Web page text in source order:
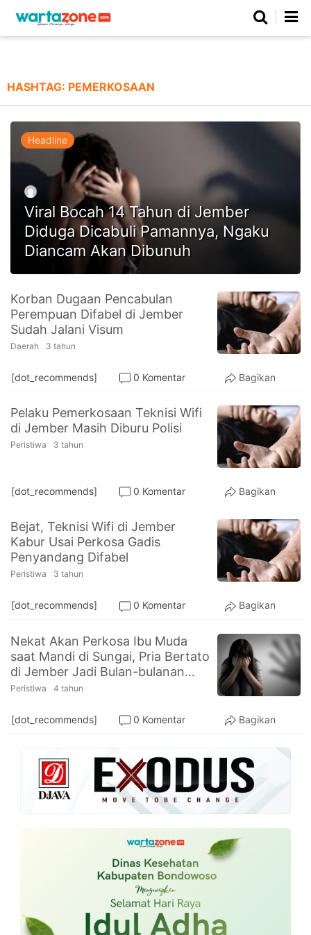
Netizen
Beranda
About Us
Contact Us
Hak Jawab
Kode Etik
Pedoman Media Siber
Redaksi
Copyright
2026
PT.
Balqis
Cyber
Media
HASHTAG: PEMERKOSAAN
Headline
Viral Bocah 14 Tahun di Jember
Diduga Dicabuli Pamannya, Ngaku
Diancam Akan Dibunuh
Korban Dugaan Pencabulan
Perempuan Difabel di Jember
Sudah Jalani Visum
Daerah 3 tahun
[dot_recommends] 0 Komentar Bagikan
Pelaku Pemerkosaan Teknisi Wifi
di Jember Masih Diburu Polisi
Peristiwa 3 tahun
[dot_recommends] 0 Komentar Bagikan
Bejat, Teknisi Wifi di Jember
Kabur Usai Perkosa Gadis
Penyandang Difabel
Peristiwa 3 tahun
[dot_recommends] 0 Komentar Bagikan
Nekat Akan Perkosa Ibu Muda
saat Mandi di Sungai, Pria Bertato
di Jember Jadi Bulan-bulanan
Warga
Peristiwa 4 tahun
[dot_recommends] 0 Komentar Bagikan